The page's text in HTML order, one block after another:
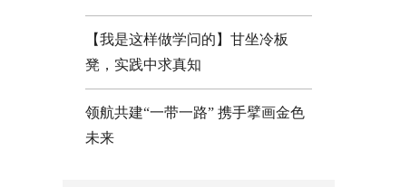
【我是这样做学问的】甘坐冷板
凳，实践中求真知
领航共建“一带一路” 携手擘画金色
未来